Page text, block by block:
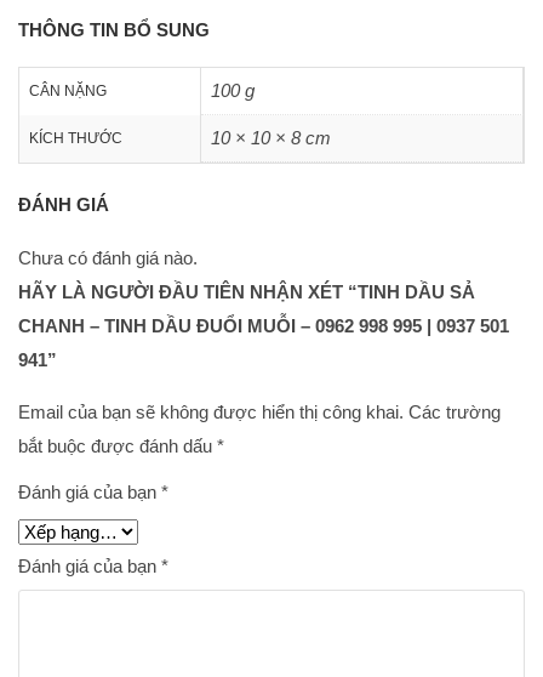
THÔNG TIN BỔ SUNG
CÂN NẶNG 100 g
KÍCH THƯỚC 10 × 10 × 8 cm
ĐÁNH GIÁ
Chưa có đánh giá nào.
HÃY LÀ NGƯỜI ĐẦU TIÊN NHẬN XÉT “TINH DẦU SẢ
CHANH – TINH DẦU ĐUỔI MUỖI – 0962 998 995 | 0937 501
941”
Email của bạn sẽ không được hiển thị công khai. Các trường
bắt buộc được đánh dấu *
Đánh giá của bạn *
Đánh giá của bạn *